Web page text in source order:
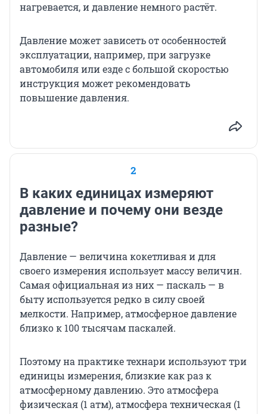
нагревается, и давление немного растёт.
Давление может зависеть от особенностей
эксплуатации, например, при загрузке
автомобиля или езде с большой скоростью
инструкция может рекомендовать
повышение давления.
2
В каких единицах измеряют
давление и почему они везде
разные?
Давление — величина кокетливая и для
своего измерения использует массу величин.
Самая официальная из них — паскаль — в
быту используется редко в силу своей
мелкости. Например, атмосферное давление
близко к 100 тысячам паскалей.
Поэтому на практике технари используют три
единицы измерения, близкие как раз к
атмосферному давлению. Это атмосфера
физическая (1 атм), атмосфера техническая (1